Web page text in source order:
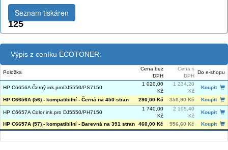
125
Seznam tiskáren
Výpis z ceníku ECOTONER:
Položka
Cena bez
DPH
Cena s
DPH
Do e-shopu
HP C6656A Černý ink.proDJ5550/PS7150
1 020,00
Kč
1 234,20
Kč
Koupit
HP C6656A (56) - kompatibilní - Černá na 450 stran 290,00 Kč 350,90 Kč Koupit
HP C6657A Color ink.pro DJ5550/PH7150
1 740,00
Kč
2 105,40
Kč
Koupit
HP C6657A (57) - kompatibilní - Barevná na 391 stran 460,00 Kč 556,60 Kč Koupit